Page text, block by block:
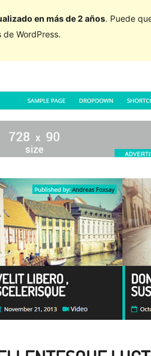
en más de 2 años. Puede
WordPress.